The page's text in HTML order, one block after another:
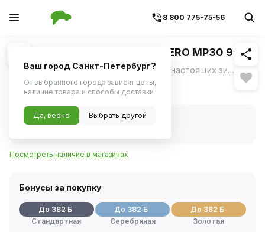
8 800 775-75-56
1/3 Похожие
Шина зимняя R16 195/55 TORERO MP30 91T
Torero MP30 - шипованная резина для настоящих зимних условий: • непревзойденное сцепление и безопасность на льду, • уверенное вождение на снегу, • готовность шины к самым суровым зимним условиям.
7 630 ₽
В наличии
Код товара:404165
Посмотреть наличие в магазинах
Бонусы за покупку
До 382 Б
Стандартная
До 382 Б
Серебряная
До 382 Б
Золотая
Ваш город Санкт-Петербург?
От выбранного города зависят цены,
наличие товара и способы доставки
Да, верно Выбрать другой